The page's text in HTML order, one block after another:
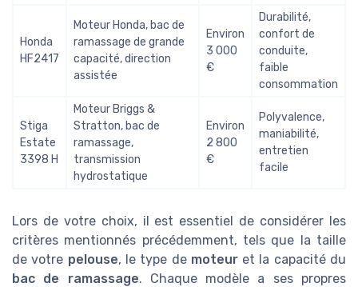
Honda
HF2417
Moteur Honda, bac de
ramassage de grande
capacité, direction
assistée
Environ
3 000
€
Durabilité,
confort de
conduite,
faible
consommation
Stiga
Estate
3398 H
Moteur Briggs &
Stratton, bac de
ramassage,
transmission
hydrostatique
Environ
2 800
€
Polyvalence,
maniabilité,
entretien
facile
Lors de votre choix, il est essentiel de considérer les
critères mentionnés précédemment, tels que la taille
de votre pelouse, le type de moteuret la capacité du
bac de ramassage. Chaque modèle a ses propres